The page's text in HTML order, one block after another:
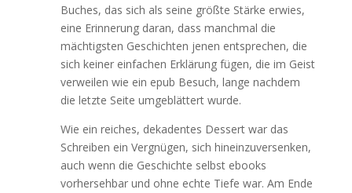
Buches, das sich als seine größte Stärke erwies,
eine Erinnerung daran, dass manchmal die
mächtigsten Geschichten jenen entsprechen, die
sich keiner einfachen Erklärung fügen, die im Geist
verweilen wie ein epub Besuch, lange nachdem
die letzte Seite umgeblättert wurde.
Wie ein reiches, dekadentes Dessert war das
Schreiben ein Vergnügen, sich hineinzuversenken,
auch wenn die Geschichte selbst ebooks
vorhersehbar und ohne echte Tiefe war. Am Ende